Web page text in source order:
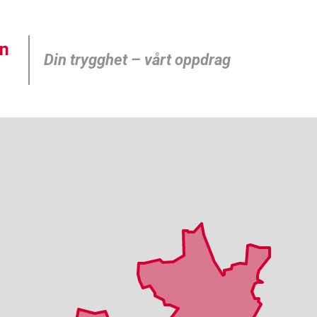
Din trygghet – vårt oppdrag